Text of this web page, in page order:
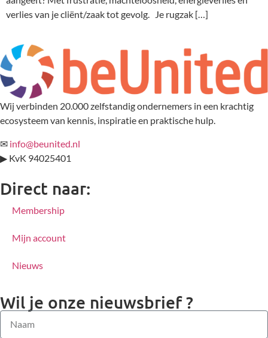
verlies van je cliënt/zaak tot gevolg. Je rugzak […]
Wij verbinden 20.000 zelfstandig ondernemers in een krachtig
ecosysteem van kennis, inspiratie en praktische hulp.
✉ info@beunited.nl
▶ KvK 94025401
Direct naar:
Membership
Mijn account
Nieuws
Wil je onze nieuwsbrief ?